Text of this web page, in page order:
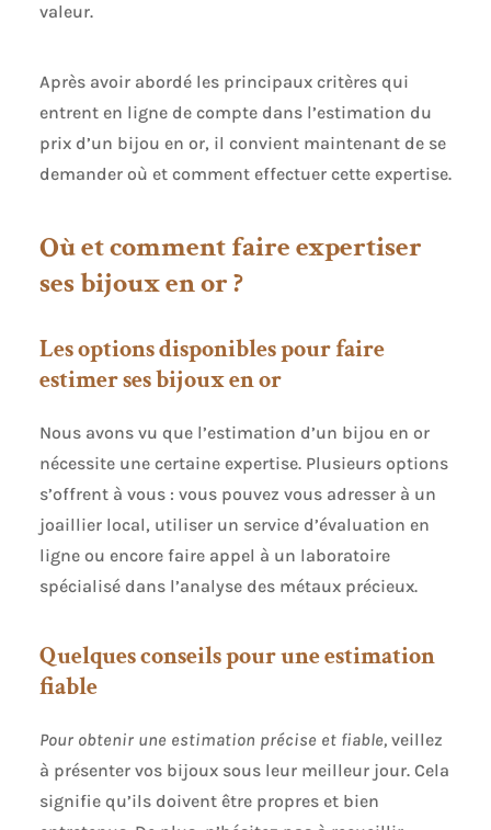
valeur.
Après avoir abordé les principaux critères qui
entrent en ligne de compte dans l’estimation du
prix d’un bijou en or, il convient maintenant de se
demander où et comment effectuer cette expertise.
Où et comment faire expertiser
ses bijoux en or ?
Les options disponibles pour faire
estimer ses bijoux en or
Nous avons vu que l’estimation d’un bijou en or
nécessite une certaine expertise. Plusieurs options
s’offrent à vous : vous pouvez vous adresser à un
joaillier local, utiliser un service d’évaluation en
ligne ou encore faire appel à un laboratoire
spécialisé dans l’analyse des métaux précieux.
Quelques conseils pour une estimation
fiable
Pour obtenir une estimation précise et fiable,veillez
à présenter vos bijoux sous leur meilleur jour. Cela
signifie qu’ils doivent être propres et bien